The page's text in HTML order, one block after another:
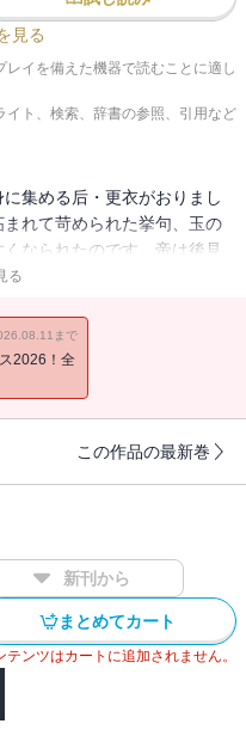
見る
イを備えた機器で読むことに適し
ト、検索、辞書の参照、引用など
集める后・更衣がおりまし
れて苛められた挙句、玉の
なられたのです。帝は後見
えました。以後この皇子
を慕い、やがてこの想いは
る
まで
2026！全
この作品の最新巻
新刊から
まとめてカート
ンツはカートに追加されません。